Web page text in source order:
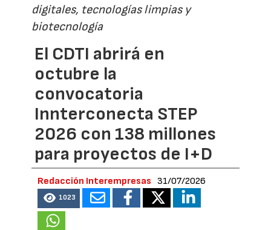
digitales, tecnologías limpias y
biotecnología
El CDTI abrirá en
octubre la
convocatoria
Innterconecta STEP
2026 con 138 millones
para proyectos de I+D
Redacción Interempresas 31/07/2026
1023